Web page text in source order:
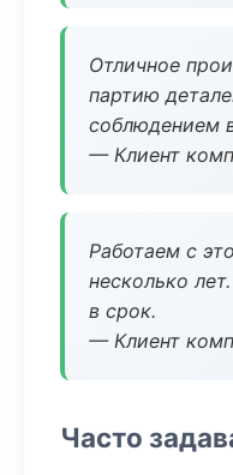
Отличное
партию
соблюдением
— Клиент
Работаем с
несколько
в срок.
— Клиент
Часто